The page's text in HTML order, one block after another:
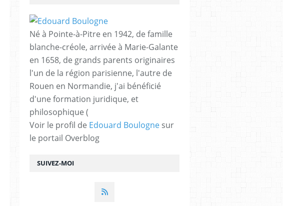
SUIVEZ-MOI
Né à Pointe-à-Pitre en 1942, de famille
blanche-créole, arrivée à Marie-Galante
en 1658, de grands parents originaires
l'un de la région parisienne, l'autre de
Rouen en Normandie, j'ai bénéficié
d'une formation juridique, et
philosophique (
Voir le profil de Edouard Boulogne sur
le portail Overblog